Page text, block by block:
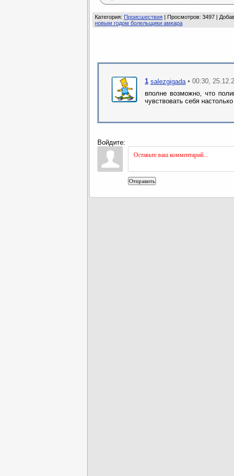
Категория: Происшествия | Просмотров: 3497 |
новым годом болельщики амкара
1 salezgigada • 00:30,
вполне возможно, что
чувствовать себя
Войдите:
Отправить